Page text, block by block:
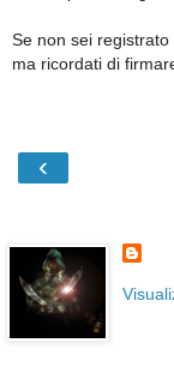
Se non sei registrato
ma ricordati di
‹